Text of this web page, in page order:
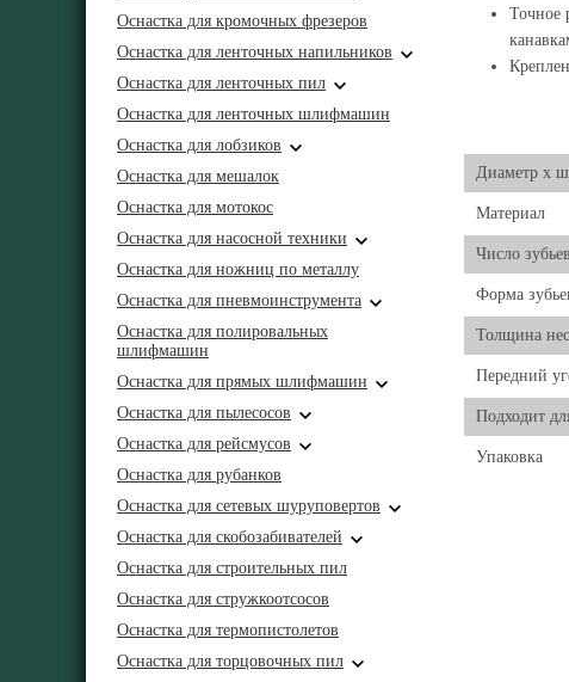
Оснастка для кромочных фрезеров
Оснастка для ленточных напильников
Оснастка для ленточных пил
Оснастка для ленточных шлифмашин
Оснастка для лобзиков
Оснастка для мешалок
Оснастка для мотокос
Оснастка для насосной техники
Оснастка для ножниц по металлу
Оснастка для пневмоинструмента
Оснастка для полировальных
шлифмашин
Оснастка для прямых шлифмашин
Оснастка для пылесосов
Оснастка для рейсмусов
Оснастка для рубанков
Оснастка для сетевых шуруповертов
Оснастка для скобозабивателей
Оснастка для строительных пил
Оснастка для стружкоотсосов
Оснастка для термопистолетов
Оснастка для торцовочных пил
Точное
Диаметр х
Материал
Число зубьев
Форма
Толщина
Передний
Подходит
Упаковка